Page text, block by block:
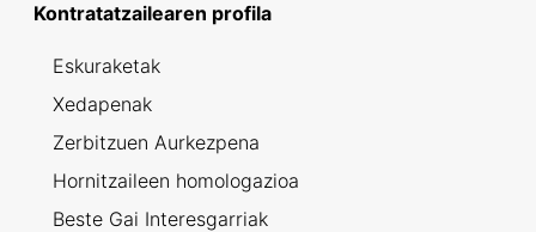
Kontratatzailearen profila
Eskuraketak
Xedapenak
Zerbitzuen Aurkezpena
Hornitzaileen homologazioa
Beste Gai Interesgarriak